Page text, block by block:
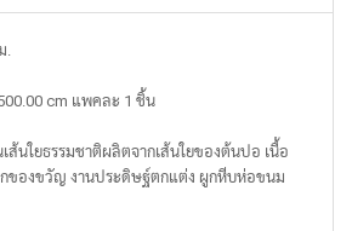
cm แพคละ 1 ชิ้น
ส้นใยธรรมชาติผลิตจากเส้นใยของต้นปอ เนื้อ
กของขวัญ งานประดิษฐ์ตกแต่ง ผูกหีบห่อขนม